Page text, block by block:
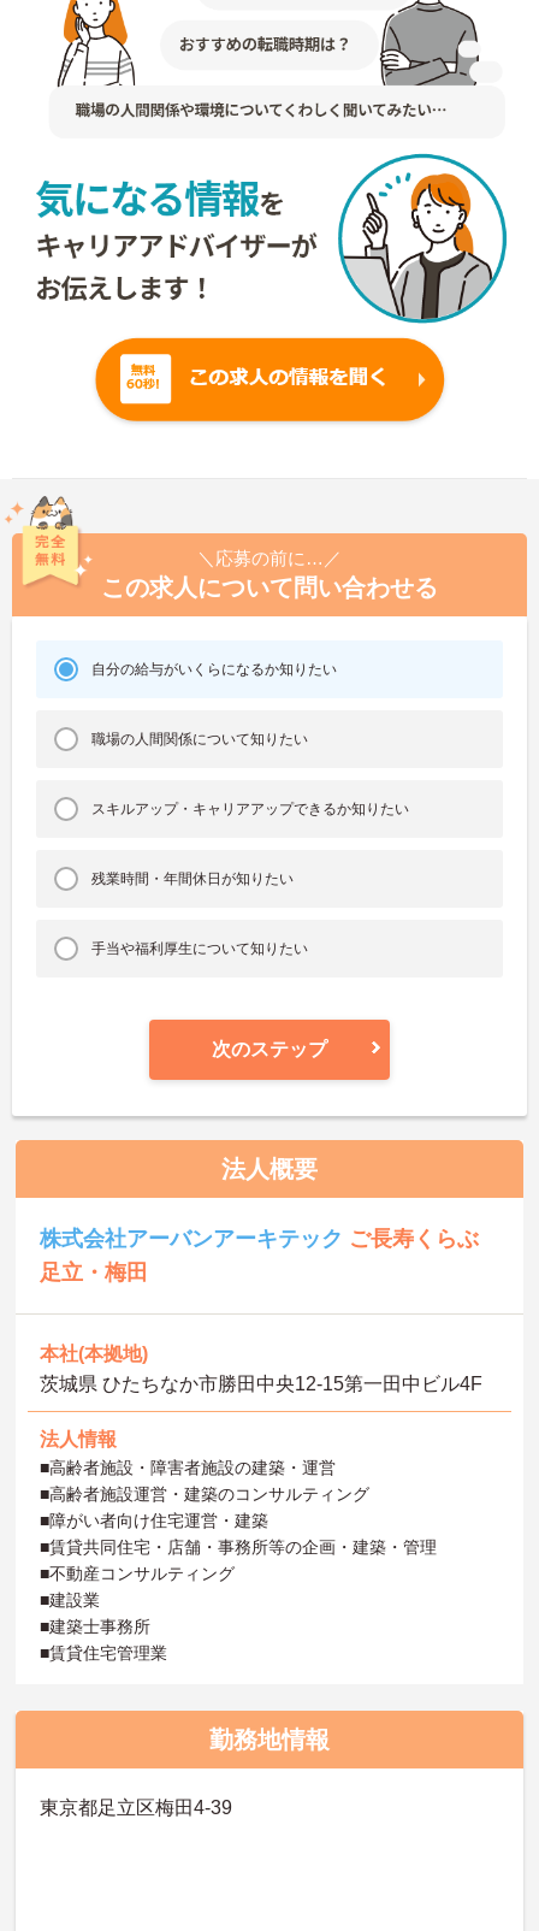
＼応募の前に…／
この求人について問い合わせる
自分の給与がいくらになるか知りたい
職場の人間関係について知りたい
スキルアップ・キャリアアップできるか知りたい
残業時間・年間休日が知りたい
手当や福利厚生について知りたい
次のステップ
法人概要
株式会社アーバンアーキテック ご長寿くらぶ
足立・梅田
本社(本拠地)
茨城県 ひたちなか市勝田中央12-15第一田中ビル4F
法人情報
■高齢者施設・障害者施設の建築・運営
■高齢者施設運営・建築のコンサルティング
■障がい者向け住宅運営・建築
■賃貸共同住宅・店舗・事務所等の企画・建築・管理
■不動産コンサルティング
■建設業
■建築士事務所
■賃貸住宅管理業
勤務地情報
東京都足立区梅田4-39